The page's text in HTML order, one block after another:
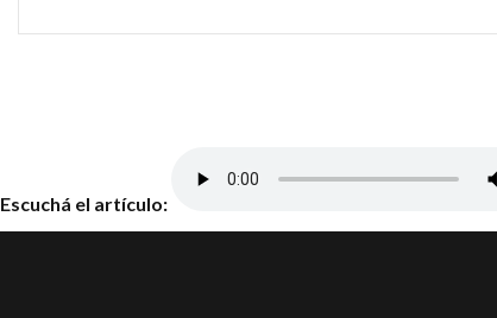
Escuchá el artículo: